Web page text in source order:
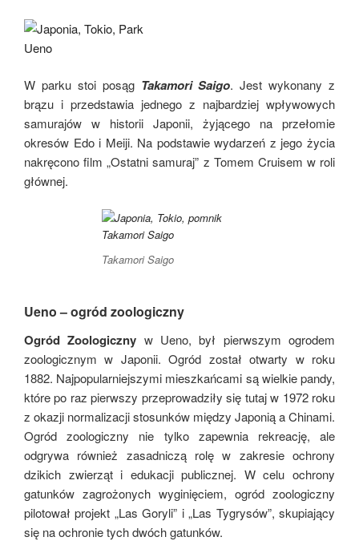
W parku stoi posąg Takamori Saigo. Jest wykonany z
brązu i przedstawia jednego z najbardziej wpływowych
samurajów w historii Japonii, żyjącego na przełomie
okresów Edo i Meiji. Na podstawie wydarzeń z jego życia
nakręcono film „Ostatni samuraj” z Tomem Cruisem w roli
głównej.
Takamori Saigo
Ueno – ogród zoologiczny
Ogród Zoologiczny w Ueno, był pierwszym ogrodem
zoologicznym w Japonii. Ogród został otwarty w roku
1882. Najpopularniejszymi mieszkańcami są wielkie pandy,
które po raz pierwszy przeprowadziły się tutaj w 1972 roku
z okazji normalizacji stosunków między Japonią a Chinami.
Ogród zoologiczny nie tylko zapewnia rekreację, ale
odgrywa również zasadniczą rolę w zakresie ochrony
dzikich zwierząt i edukacji publicznej. W celu ochrony
gatunków zagrożonych wyginięciem, ogród zoologiczny
pilotował projekt „Las Goryli” i „Las Tygrysów”, skupiający
się na ochronie tych dwóch gatunków.